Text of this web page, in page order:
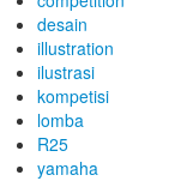
desain
illustration
ilustrasi
kompetisi
lomba
R25
yamaha